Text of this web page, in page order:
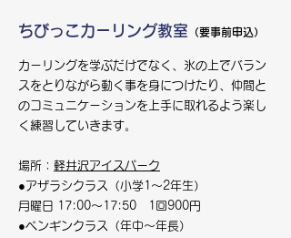
ちびっこカーリング教室 （要事前申込）
カーリングを学ぶだけでなく、氷の上でバラン
スをとりながら動く事を身につけたり、仲間と
のコミュニケーションを上手に取れるよう楽し
く練習していきます。
場所： 軽井沢アイスパーク
●アザラシクラス（小学1～2年生）
月曜日 17:00～17:50 1回900円
●ペンギンクラス（年中～年長）